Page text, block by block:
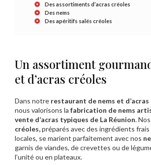
Des assortiments d’acras créoles
Des nems
Des apéritifs salés créoles
Un assortiment
et d’acras créoles
Dans notre restaurant de nems et
nous valorisons la fabrication de nems
vente d’acras typiques de La Réunion. Nos
créoles,préparés avec des ingrédients
locales, se marient parfaitement avec nos
garnis de viandes, de crevettes ou de
l’unité ou en plateaux.